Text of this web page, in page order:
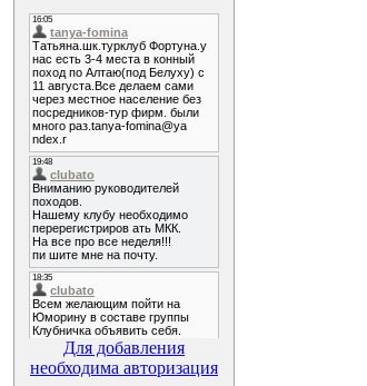
Для добавления
необходима авторизация